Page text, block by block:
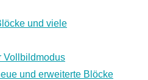
und viele
Vollbildmodus
und erweiterte Blöcke